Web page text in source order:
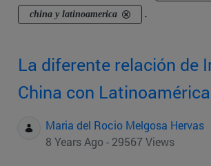
china y latinoamerica .
La diferente relación de
China con Latinoamérica
Maria del Rocio Melgosa Hervas
8 Years Ago - 29567 Views